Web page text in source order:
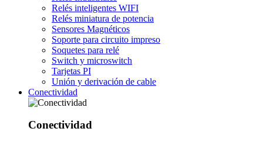
Relés inteligentes WIFI
Relés miniatura de potencia
Sensores Magnéticos
Soporte para circuito impreso
Soquetes para relé
Switch y microswitch
Tarjetas PI
Unión y derivación de cable
Conectividad
Conectividad